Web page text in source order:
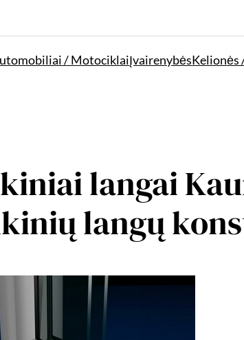
/ MotociklaiĮvairenybėsKelionės
langai
langų